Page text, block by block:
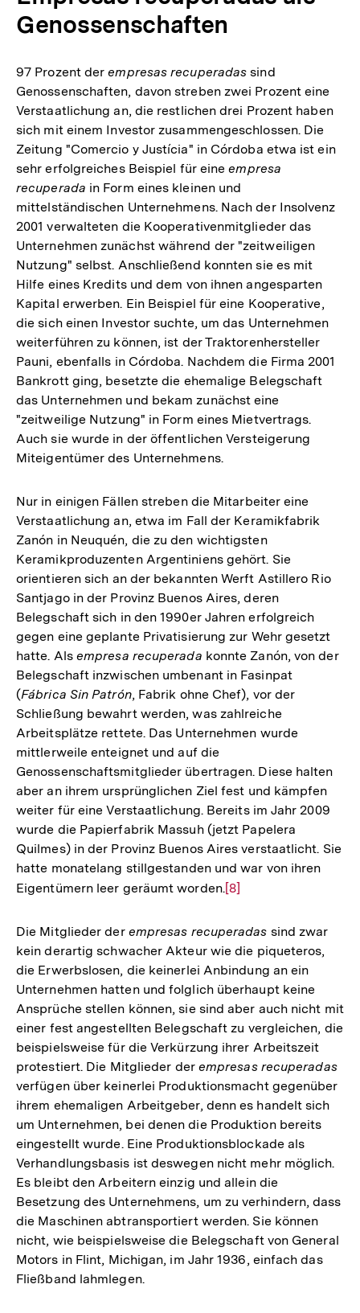
Genossenschaften
97 Prozent derempresas recuperadas sind
Genossenschaften, davon streben zwei Prozent eine
Verstaatlichung an, die restlichen drei Prozent haben
sich mit einem Investor zusammengeschlossen. Die
Zeitung "Comercio y Justícia" in Córdoba etwa ist ein
sehr erfolgreiches Beispiel für eineempresa
recuperada in Form eines kleinen und
mittelständischen Unternehmens. Nach der Insolvenz
2001 verwalteten die Kooperativenmitglieder das
Unternehmen zunächst während der "zeitweiligen
Nutzung" selbst. Anschließend konnten sie es mit
Hilfe eines Kredits und dem von ihnen angesparten
Kapital erwerben. Ein Beispiel für eine Kooperative,
die sich einen Investor suchte, um das Unternehmen
weiterführen zu können, ist der Traktorenhersteller
Pauni, ebenfalls in Córdoba. Nachdem die Firma 2001
Bankrott ging, besetzte die ehemalige Belegschaft
das Unternehmen und bekam zunächst eine
"zeitweilige Nutzung" in Form eines Mietvertrags.
Auch sie wurde in der öffentlichen Versteigerung
Miteigentümer des Unternehmens.
Nur in einigen Fällen streben die Mitarbeiter eine
Verstaatlichung an, etwa im Fall der Keramikfabrik
Zanón in Neuquén, die zu den wichtigsten
Keramikproduzenten Argentiniens gehört. Sie
orientieren sich an der bekannten Werft Astillero Rio
Santjago in der Provinz Buenos Aires, deren
Belegschaft sich in den 1990er Jahren erfolgreich
gegen eine geplante Privatisierung zur Wehr gesetzt
hatte. Als empresa recuperada konnte Zanón, von der
Belegschaft inzwischen umbenant in Fasinpat
(Fábrica Sin Patrón, Fabrik ohne Chef), vor der
Schließung bewahrt werden, was zahlreiche
Arbeitsplätze rettete. Das Unternehmen wurde
mittlerweile enteignet und auf die
Genossenschaftsmitglieder übertragen. Diese halten
aber an ihrem ursprünglichen Ziel fest und kämpfen
weiter für eine Verstaatlichung. Bereits im Jahr 2009
wurde die Papierfabrik Massuh (jetzt Papelera
Quilmes) in der Provinz Buenos Aires verstaatlicht. Sie
hatte monatelang stillgestanden und war von ihren
Eigentümern leer geräumt worden.Zur
der
Fußnote
[8]
Die Mitglieder der empresas recuperadas sind zwar
kein derartig schwacher Akteur wie die piqueteros,
die Erwerbslosen, die keinerlei Anbindung an ein
Unternehmen hatten und folglich überhaupt keine
Ansprüche stellen können, sie sind aber auch nicht mit
einer fest angestellten Belegschaft zu vergleichen, die
beispielsweise für die Verkürzung ihrer Arbeitszeit
protestiert. Die Mitglieder der empresas recuperadas
verfügen über keinerlei Produktionsmacht gegenüber
ihrem ehemaligen Arbeitgeber, denn es handelt sich
um Unternehmen, bei denen die Produktion bereits
eingestellt wurde. Eine Produktionsblockade als
Verhandlungsbasis ist deswegen nicht mehr möglich.
Es bleibt den Arbeitern einzig und allein die
Besetzung des Unternehmens, um zu verhindern, dass
die Maschinen abtransportiert werden. Sie können
nicht, wie beispielsweise die Belegschaft von General
Motors in Flint, Michigan, im Jahr 1936, einfach das
Fließband lahmlegen.